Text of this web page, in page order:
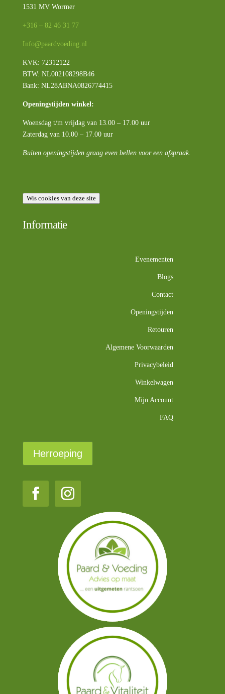
1531 MV Wormer
+316 – 82 46 31 77
Info@paardvoeding.nl
KVK: 72312122
BTW: NL002108298B46
Bank: NL28ABNA0826774415
Openingstijden winkel:
Woensdag t/m vrijdag van 13.00 – 17.00 uur
Zaterdag van 10.00 – 17.00 uur
Buiten openingstijden graag even bellen voor een afspraak.
Wis cookies van deze site
Informatie
Evenementen
Blogs
Contact
Openingstijden
Retouren
Algemene Voorwaarden
Privacybeleid
Winkelwagen
Mijn Account
FAQ
Herroeping